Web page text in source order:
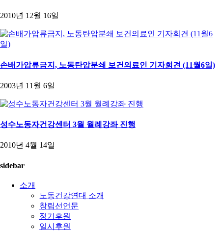
2010년 12월 16일
손배가압류금지, 노동탄압분쇄 보건의료인 기자회견 (11월6일)
2003년 11월 6일
성수노동자건강센터 3월 월례강좌 진행
2010년 4월 14일
sidebar
소개
노동건강연대 소개
창립선언문
정기후원
일시후원